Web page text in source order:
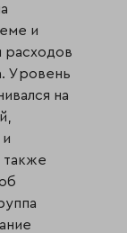
и
расходов
Уровень
на
также